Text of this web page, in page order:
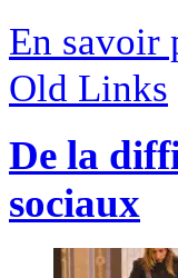
En savoir
Old Links
De la
sociaux